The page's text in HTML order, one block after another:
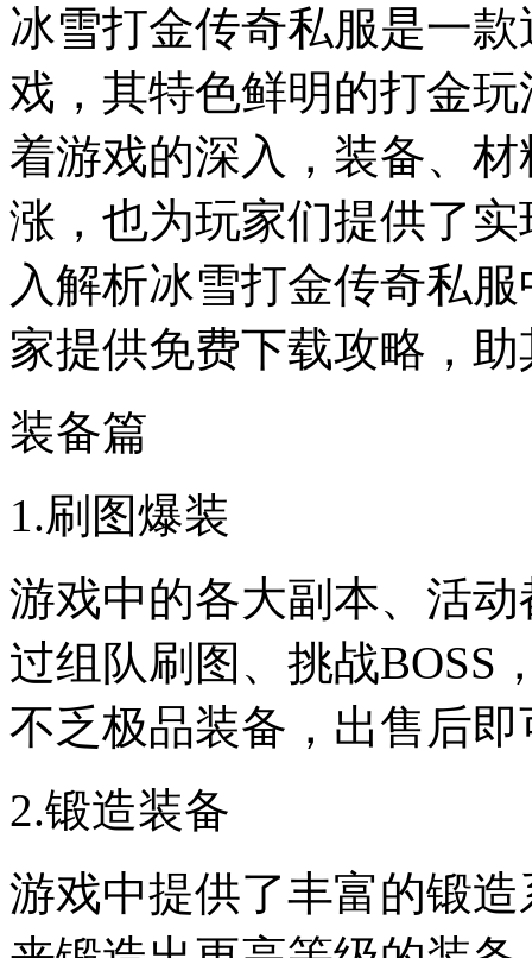
冰雪打金传奇私服是一
戏，其特色鲜明的打金
着游戏的深入，装备、
涨，也为玩家们提供了
入解析冰雪打金传奇私
家提供免费下载攻略，
装备篇
1.刷图爆装
游戏中的各大副本、活
过组队刷图、挑战BOSS
不乏极品装备，出售后
2.锻造装备
游戏中提供了丰富的锻